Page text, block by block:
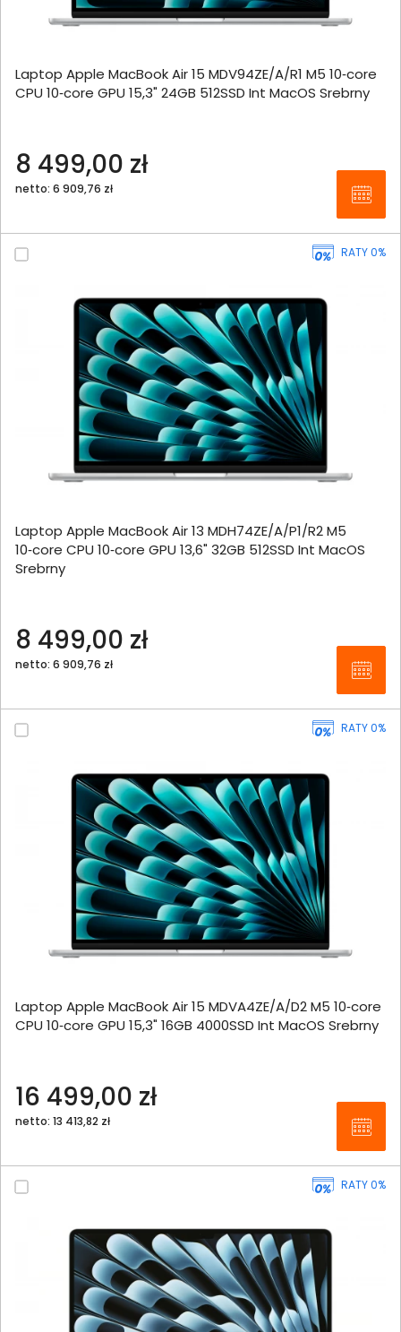
Laptop Apple MacBook Air 15 MDV94ZE/A/R1 M5 10‑core
CPU 10‑core GPU 15,3" 24GB 512SSD Int MacOS Srebrny
8 499,00 zł
netto: 6 909,76 zł
RATY 0%
Laptop Apple MacBook Air 13 MDH74ZE/A/P1/R2 M5
10‑core CPU 10‑core GPU 13,6" 32GB 512SSD Int MacOS
Srebrny
8 499,00 zł
netto: 6 909,76 zł
RATY 0%
Laptop Apple MacBook Air 15 MDVA4ZE/A/D2 M5 10‑core
CPU 10‑core GPU 15,3" 16GB 4000SSD Int MacOS Srebrny
16 499,00 zł
netto: 13 413,82 zł
RATY 0%